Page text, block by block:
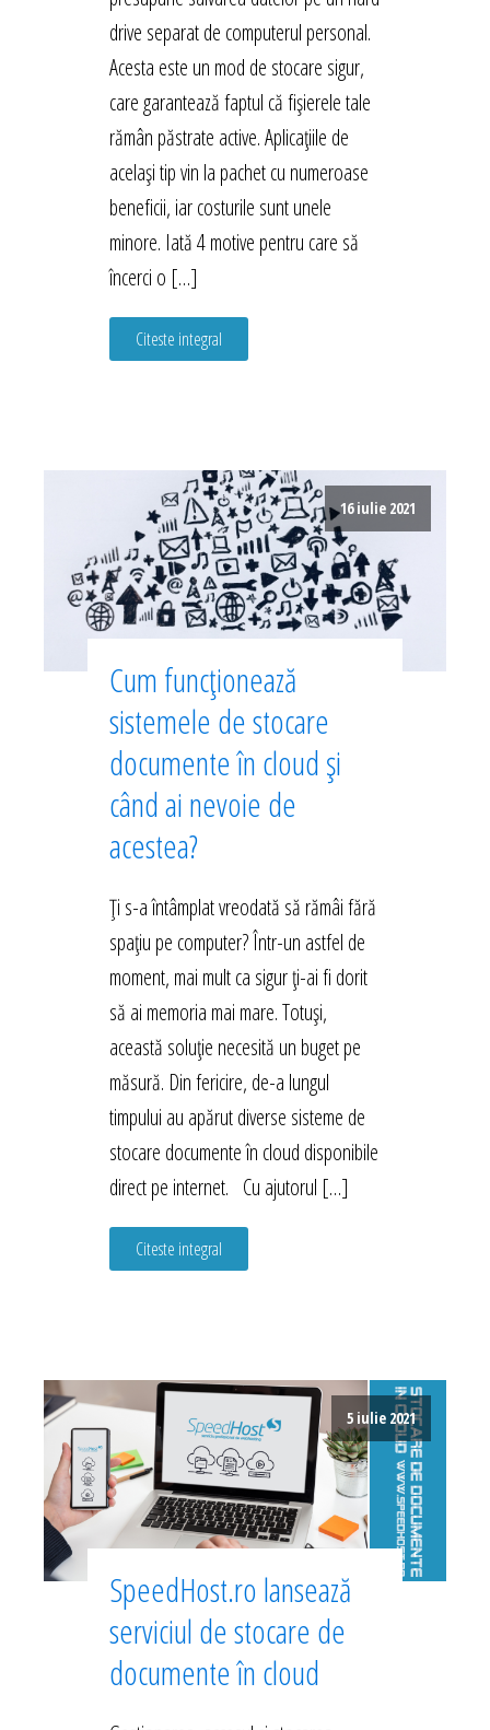
drive separat de computerul personal.
Acesta este un mod de stocare sigur,
care garantează faptul că fișierele tale
rămân păstrate active. Aplicațiile de
același tip vin la pachet cu numeroase
beneficii, iar costurile sunt unele
minore. Iată 4 motive pentru care să
încerci o […]
Citeste integral
16 iulie 2021
Cum funcționează
sistemele de stocare
documente în cloud și
când ai nevoie de
acestea?
Ți s-a întâmplat vreodată să rămâi fără
spațiu pe computer? Într-un astfel de
moment, mai mult ca sigur ți-ai fi dorit
să ai memoria mai mare. Totuși,
această soluție necesită un buget pe
măsură. Din fericire, de-a lungul
timpului au apărut diverse sisteme de
stocare documente în cloud disponibile
direct pe internet. Cu ajutorul […]
Citeste integral
5 iulie 2021
SpeedHost.ro lansează
serviciul de stocare de
documente în cloud